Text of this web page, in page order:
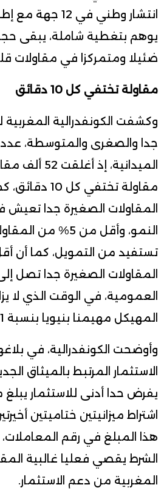
انتشار وطني في
يوهم بتغطية شاملة، يبقى
ضئيلا ومتمركزا في مقاولات
مقاولة تختفي كل 10 دقائق
وكشفت الكونفدرالية المغربية
جدا والصغرى والمتوسطة، عددا
مقاولة تختفي كل
المقاولات الصغيرة جدا تعيش
النمو، وأقل من 5%
المقاولات الصغيرة جدا تصل
العمومية، في الوقت الذي لا
المهيكل مهيمنا بنيويا بنسبة 41%.
وأوضحت الكونفدرالية، في
الاستثمار المرتبط بالميثاق
يفرض حدا أدنى للاستثمار
اشتراط ميزانيتين ختاميتين
هذا المبلغ في رقم
الشرط يقصي فعليا غالبية
المغربية من دعم الاستثمار.